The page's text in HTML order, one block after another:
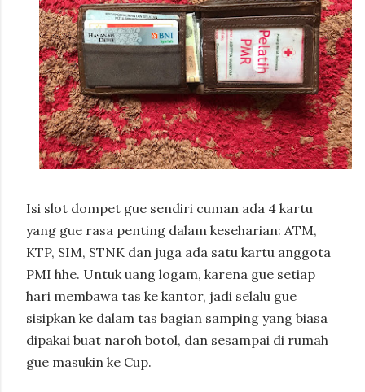
Isi slot dompet gue sendiri cuman ada 4 kartu
yang gue rasa penting dalam keseharian: ATM,
KTP, SIM, STNK dan juga ada satu kartu anggota
PMI hhe. Untuk uang logam, karena gue setiap
hari membawa tas ke kantor, jadi selalu gue
sisipkan ke dalam tas bagian samping yang biasa
dipakai buat naroh botol, dan sesampai di rumah
gue masukin ke Cup.